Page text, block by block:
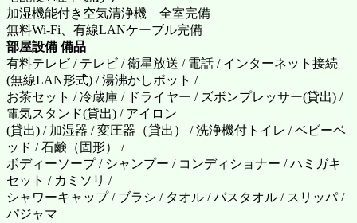
加湿機能付き空気清浄機 全室完備
無料Wi-Fi、有線LANケーブル完備
部屋設備 備品
有料テレビ / テレビ / 衛星放送 / 電話 / インターネット接続
(無線LAN形式) / 湯沸かしポット /
お茶セット / 冷蔵庫 / ドライヤー / ズボンプレッサー(貸出) /
電気スタンド(貸出) / アイロン
(貸出) / 加湿器 / 変圧器（貸出） / 洗浄機付トイレ / ベビーベ
ッド / 石鹸（固形） /
ボディーソープ / シャンプー / コンディショナー / ハミガキ
セット / カミソリ /
シャワーキャップ / ブラシ / タオル / バスタオル / スリッパ /
パジャマ